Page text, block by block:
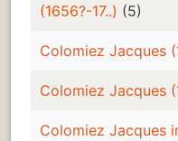
(1656?-17..) (5)
Colomiez Jacques
Colomiez Jacques
Colomiez Jacques